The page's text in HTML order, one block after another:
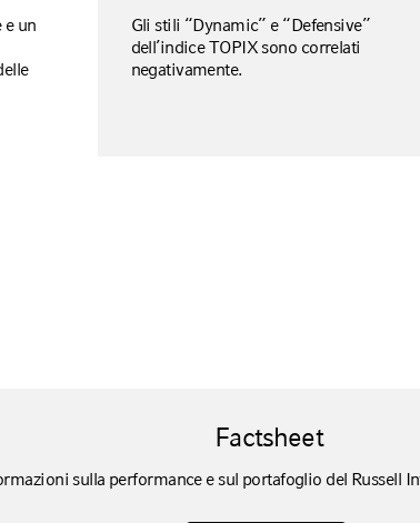
e un
Gli stili “Dynamic” e “Defensive”
dell’indice TOPIX sono correlati
negativamente.
Factsheet
sulla performance e sul portafoglio del Russell